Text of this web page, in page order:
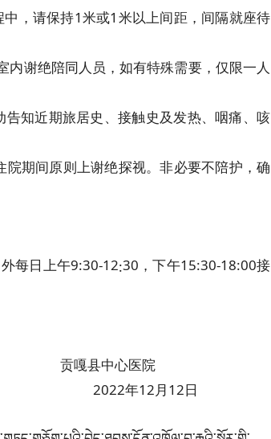
，请保持1米或1米以上间距，间隔就座待
内谢绝陪同人员，如有特殊需要，仅限一人
知近期旅居史、接触史及发热、咽痛、咳
期间原则上谢绝探视。非必要不陪护，确
每日上午9:30-12:30，下午15:30-18:00接
院
12月12日